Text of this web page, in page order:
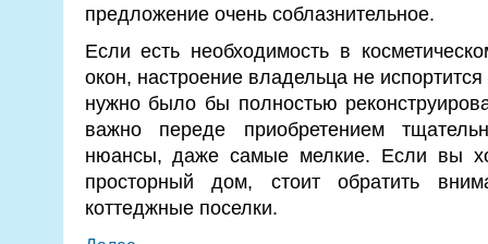
предложение очень соблазнительное.
Если есть необходимость в
окон, настроение владельца не
нужно было бы полностью
важно переде приобретением
нюансы, даже самые мелкие. Если вы
просторный дом, стоит обратить
коттеджные поселки.